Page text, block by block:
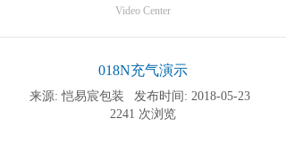
Video Center
018N充气演示
来源:恺易宸包装 发布时间: 2018-05-23
2241 次浏览